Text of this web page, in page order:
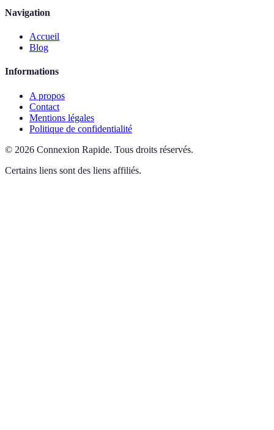
Navigation
Accueil
Blog
Informations
A propos
Contact
Mentions légales
Politique de confidentialité
© 2026 Connexion Rapide. Tous droits réservés.
Certains liens sont des liens affiliés.